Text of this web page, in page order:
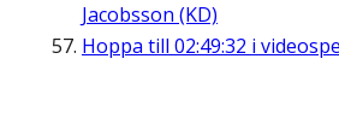
Jacobsson (KD)
Hoppa till 02:49:32 i